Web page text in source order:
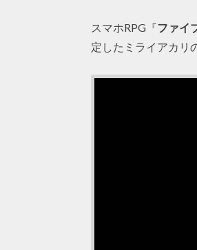
スマホRPG『ファイ
定したミライアカリ